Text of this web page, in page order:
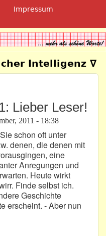
Impressum
Intelligenz ∇
Lieber Leser!
2011 - 18:38
schon oft unter
denen, die denen mit
eine
Anregungen und
Heute wirkt
Finde selbst ich.
Geschichte
erscheint. - Aber nun